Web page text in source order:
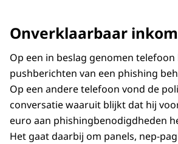
Onverklaarbaar
Op een in beslag genomen telefoon
pushberichten van een phishing
Op een andere telefoon vond de
conversatie waaruit blijkt dat hij
euro aan phishingbenodigdheden
Het gaat daarbij om panels, nep-